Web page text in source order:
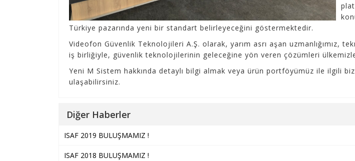
Türkiye pazarında yeni bir standart belirleyeceğini göstermektedir.
Videofon Güvenlik Teknolojileri A.Ş. olarak, yarım asrı aşan uzmanlığımız,
iş birliğiyle, güvenlik teknolojilerinin geleceğine yön veren çözümleri
Yeni M Sistem hakkında detaylı bilgi almak veya ürün portföyümüz ile ilgili
ulaşabilirsiniz.
Diğer Haberler
ISAF 2019 BULUŞMAMIZ !
ISAF 2018 BULUŞMAMIZ !